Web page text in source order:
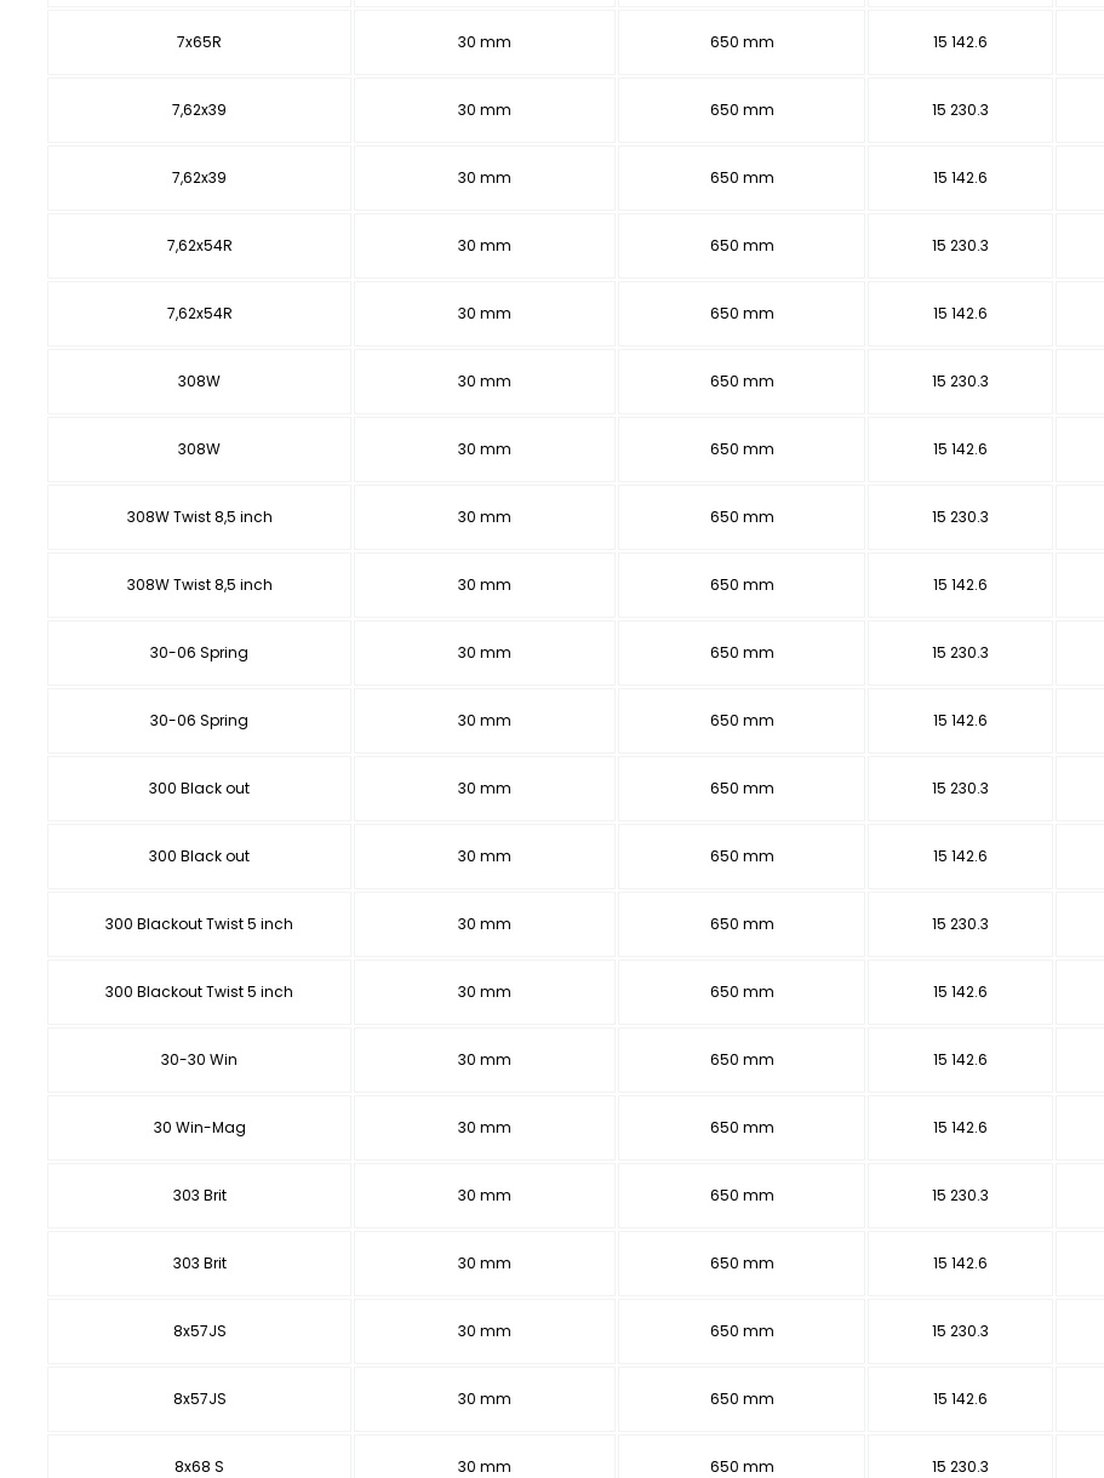
7x65R 30 mm 650 mm 15 142.6
7,62x39 30 mm 650 mm 15 230.3
7,62x39 30 mm 650 mm 15 142.6
7,62x54R 30 mm 650 mm 15 230.3
7,62x54R 30 mm 650 mm 15 142.6
308W 30 mm 650 mm 15 230.3
308W 30 mm 650 mm 15 142.6
308W Twist 8,5 inch 30 mm 650 mm 15 230.3
308W Twist 8,5 inch 30 mm 650 mm 15 142.6
30-06 Spring 30 mm 650 mm 15 230.3
30-06 Spring 30 mm 650 mm 15 142.6
300 Black out 30 mm 650 mm 15 230.3
300 Black out 30 mm 650 mm 15 142.6
300 Blackout Twist 5 inch 30 mm 650 mm 15 230.3
300 Blackout Twist 5 inch 30 mm 650 mm 15 142.6
30-30 Win 30 mm 650 mm 15 142.6
30 Win-Mag 30 mm 650 mm 15 142.6
303 Brit 30 mm 650 mm 15 230.3
303 Brit 30 mm 650 mm 15 142.6
8x57JS 30 mm 650 mm 15 230.3
8x57JS 30 mm 650 mm 15 142.6
8x68 S 30 mm 650 mm 15 230.3